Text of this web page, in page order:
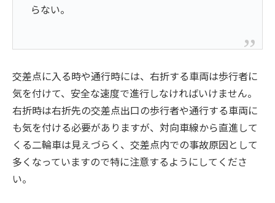
らない。
交差点に入る時や通行時には、右折する車両は歩行者に
気を付けて、安全な速度で進行しなければいけません。
右折時は右折先の交差点出口の歩行者や通行する車両に
も気を付ける必要がありますが、対向車線から直進して
くる二輪車は見えづらく、交差点内での事故原因として
多くなっていますので特に注意するようにしてくださ
い。